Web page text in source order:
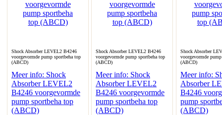
Shock Absorber LEVEL2 B4246
voorgevormde pump sportbeha top
(ABCD)
Meer info: Shock
Absorber LEVEL2
B4246 voorgevormde
pump sportbeha top
(ABCD)
Shock Absorber LEVEL2 B4246
voorgevormde pump sportbeha top
(ABCD)
Meer info: Shock
Absorber LEVEL2
B4246 voorgevormde
pump sportbeha top
(ABCD)
Shock Absorber
voorgevormde
(ABCD)
Meer info:
Absorber
B4246
pump
(ABCD)